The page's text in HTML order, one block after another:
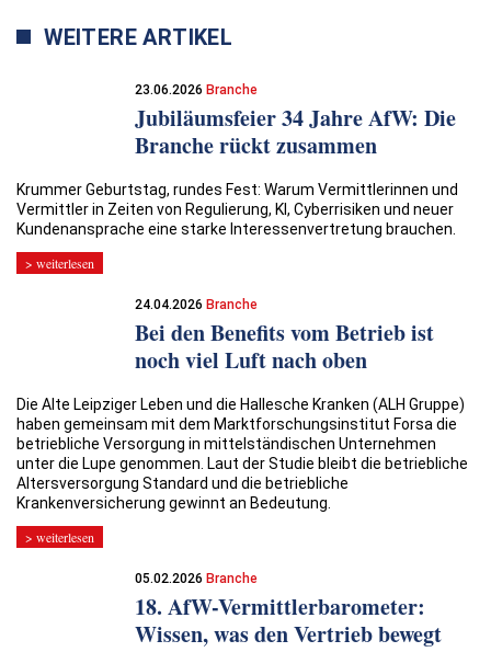
WEITERE ARTIKEL
23.06.2026Branche
Jubiläumsfeier 34 Jahre AfW: Die
Branche rückt zusammen
Krummer Geburtstag, rundes Fest: Warum Vermittlerinnen und
Vermittler in Zeiten von Regulierung, KI, Cyberrisiken und neuer
Kundenansprache eine starke Interessenvertretung brauchen.
> weiterlesen
24.04.2026 Branche
Bei den Benefits vom Betrieb ist
noch viel Luft nach oben
Die Alte Leipziger Leben und die Hallesche Kranken (ALH Gruppe)
haben gemeinsam mit dem Marktforschungsinstitut Forsa die
betriebliche Versorgung in mittelständischen Unternehmen
unter die Lupe genommen. Laut der Studie bleibt die betriebliche
Altersversorgung Standard und die betriebliche
Krankenversicherung gewinnt an Bedeutung.
> weiterlesen
05.02.2026 Branche
18. AfW-Vermittlerbarometer:
Wissen, was den Vertrieb bewegt